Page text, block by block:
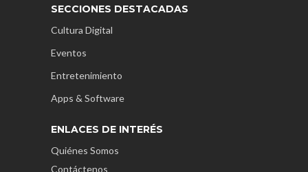
SECCIONES DESTACADAS
Cultura Digital
Eventos
Entretenimiento
Apps & Software
ENLACES DE INTERÉS
Quiénes Somos
Contáctenos